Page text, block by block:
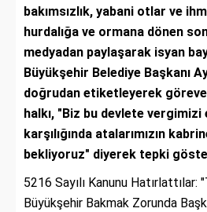
bakımsızlık, yabani otlar ve
hurdalığa ve ormana dönen
medyadan paylaşarak isyan
Büyükşehir Belediye Başkanı
doğrudan etiketleyerek
halkı, "Biz bu devlete
karşılığında atalarımızın
bekliyoruz" diyerek tepki
5216 Sayılı Kanunu Hatırlattılar:
Büyükşehir Bakmak Zorunda